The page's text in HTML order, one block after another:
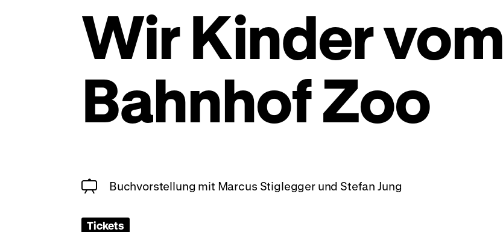
Wir Kinder vom
Bahnhof Zoo
Buchvorstellung mit Marcus Stiglegger und Stefan Jung
Tickets